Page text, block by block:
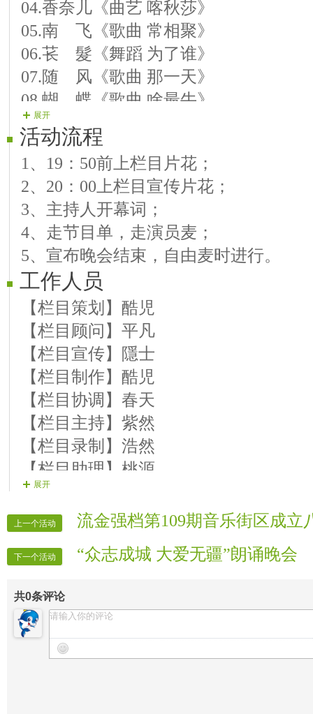
04.香奈儿《曲艺 喀秋莎》
05.南 飞《歌曲 常相聚》
06.苌 髮《舞蹈 为了谁》
07.随 风《歌曲 那一天》
08.蝴 蝶《歌曲 啥最牛》
09.踏 雪《朗诵 中华颂》
10.宠 儿《歌曲 兵哥哥》
11.依 静《曲艺 故乡情》
12.富 歌《歌曲 中国山》
13.桃 源《歌曲 吻和泪》
14.安 琪《舞蹈 别知己》
15.冷 玥《朗诵 千钟醉》
16.泓 苏《舞蹈 万物生》
17.馨 儿《舞蹈 荷花颂》
展开
活动流程
1、19：50前上栏目片花；
2、20：00上栏目宣传片花；
3、主持人开幕词；
4、走节目单，走演员麦；
5、宣布晚会结束，自由麦时进行。
工作人员
【栏目策划】酷児
【栏目顾问】平凡
【栏目宣传】隱士
【栏目制作】酷児
【栏目协调】春天
【栏目主持】紫然
【栏目录制】浩然
【栏目助理】桃源
【栏目广播】白浅
【栏目歌舞】微酷明星汇
【栏目反馈】微酷栏目组
展开
上一个活动 流金强档第109期音乐街区成立
下一个活动 “众志成城 大爱无疆”朗诵晚会
共0条评论